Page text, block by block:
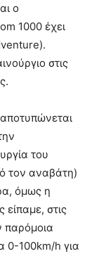
ο
1000 έχει
στις
του
τον αναβάτη)
όμως η
είπαμε, στις
παρόμοια
0-100km/h για